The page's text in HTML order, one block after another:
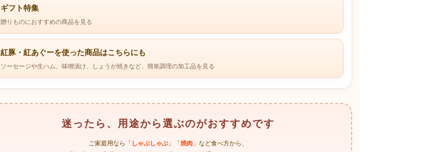
ギフト特集
贈りものにおすすめの商品を見る
紅豚・紅あぐーを使った商品はこちらにも
ソーセージや生ハム、味噌漬け、しょうが焼きなど、簡単調理の加工品を見る
迷ったら、用途から選ぶのがおすすめです
ご家庭用なら「 しゃぶしゃぶ 」「 焼肉 」など食べ方から、